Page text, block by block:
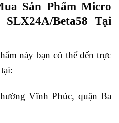
Sản Phẩm Micro
Beta58 Tại
này bạn có thể đến trực
Vĩnh Phúc, quận Ba